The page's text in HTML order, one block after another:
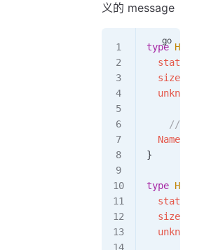
义的 message
type
  state
// 定
  Name
}
type
  state